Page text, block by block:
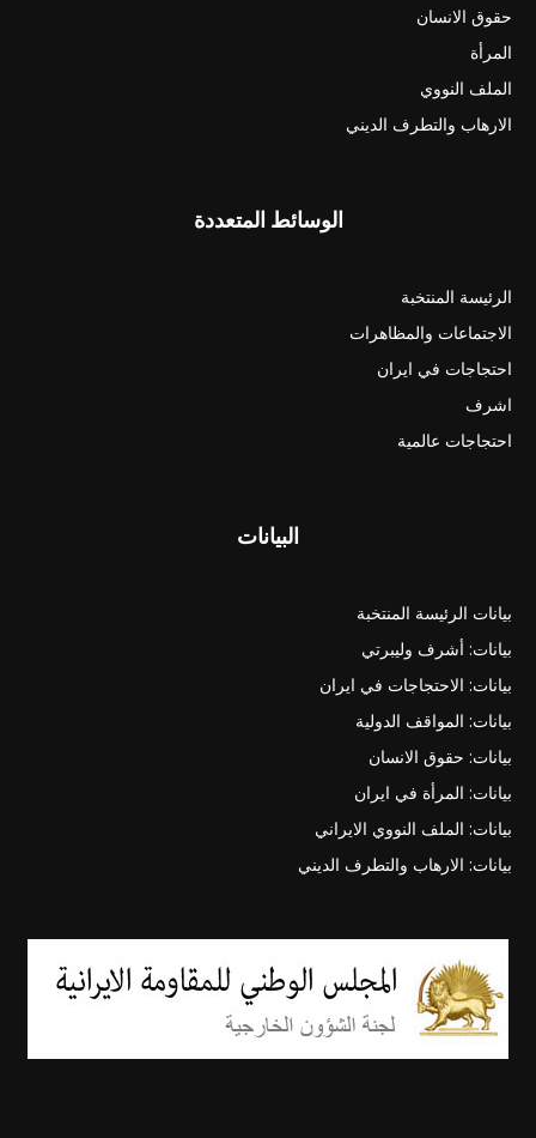
حقوق الانسان
المرأة
الملف النووي
الارهاب والتطرف الديني
الوسائط المتعددة
الرئيسة المنتخبة
الاجتماعات والمظاهرات
احتجاجات في ايران
اشرف
احتجاجات عالمية
البيانات
بيانات الرئيسة المنتخبة
بيانات: أشرف وليبرتي
بيانات: الاحتجاجات في ايران
بيانات: المواقف الدولية
بيانات: حقوق الانسان
بيانات: المرأة في ايران
بيانات: الملف النووي الايراني
بيانات: الارهاب والتطرف الديني